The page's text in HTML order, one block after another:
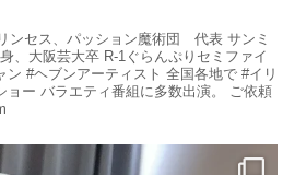
X
ンセス、パッション魔術団 代表 サンミ
、大阪芸大卒 R-1ぐらんぷりセミファイ
ン #ヘブンアーティスト 全国各地で #イリ
ョー バラエティ番組に多数出演。 ご依頼